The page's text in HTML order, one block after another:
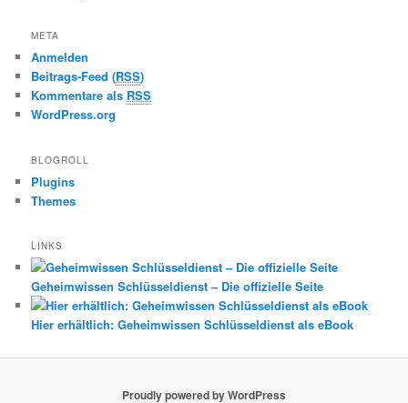
META
Anmelden
Beitrags-Feed (RSS)
Kommentare als RSS
WordPress.org
BLOGROLL
Plugins
Themes
LINKS
Geheimwissen Schlüsseldienst – Die offizielle Seite
Hier erhältlich: Geheimwissen Schlüsseldienst als eBook
Proudly powered by WordPress